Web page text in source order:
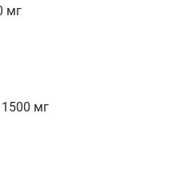
мг
мг